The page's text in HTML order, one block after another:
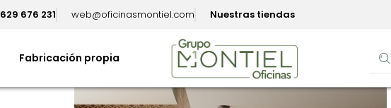
629 676 231 web@oficinasmontiel.com Nuestras tiendas
Fabricación propia